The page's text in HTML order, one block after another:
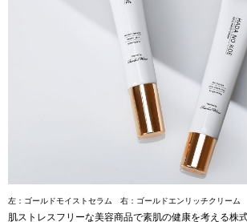
左：ゴールドモイストセラム 右：ゴールドエンリッチクリーム
肌ストレスフリーな美容商品で素肌の健康を考える株